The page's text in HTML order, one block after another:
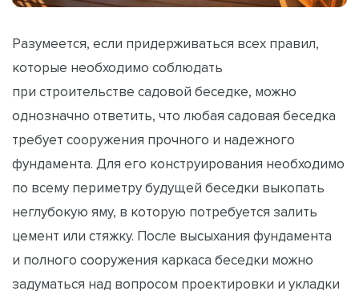
Разумеется, если придерживаться всех правил,
которые необходимо соблюдать
при строительстве садовой беседке, можно
однозначно ответить, что любая садовая беседка
требует сооружения прочного и надежного
фундамента. Для его конструирования необходимо
по всему периметру будущей беседки выкопать
неглубокую яму, в которую потребуется залить
цемент или стяжку. После высыхания фундамента
и полного сооружения каркаса беседки можно
задуматься над вопросом проектировки и укладки